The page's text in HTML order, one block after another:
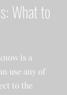
What to
is a
use any of
to the